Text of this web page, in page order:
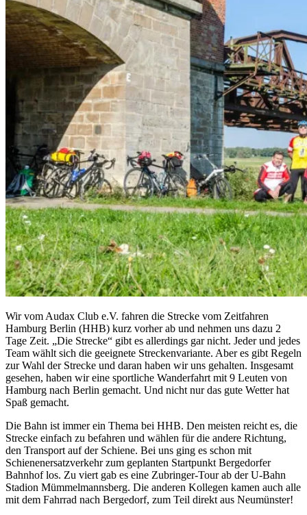
Wir vom Audax Club e.V. fahren die Strecke vom Zeitfahren
Hamburg Berlin (HHB) kurz vorher ab und nehmen uns dazu 2
Tage Zeit. „Die Strecke“ gibt es allerdings gar nicht. Jeder und jedes
Team wählt sich die geeignete Streckenvariante. Aber es gibt Regeln
zur Wahl der Strecke und daran haben wir uns gehalten. Insgesamt
gesehen, haben wir eine sportliche Wanderfahrt mit 9 Leuten von
Hamburg nach Berlin gemacht. Und nicht nur das gute Wetter hat
Spaß gemacht.
Die Bahn ist immer ein Thema bei HHB. Den meisten reicht es, die
Strecke einfach zu befahren und wählen für die andere Richtung,
den Transport auf der Schiene. Bei uns ging es schon mit
Schienenersatzverkehr zum geplanten Startpunkt Bergedorfer
Bahnhof los. Zu viert gab es eine Zubringer-Tour ab der U-Bahn
Stadion Mümmelmannsberg. Die anderen Kollegen kamen auch alle
mit dem Fahrrad nach Bergedorf, zum Teil direkt aus Neumünster!